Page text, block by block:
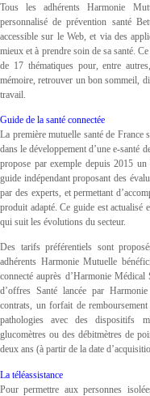
Tous les adhérents Harmonie
personnalisé de prévention santé
accessible sur le Web, et via des
mieux et à prendre soin de sa santé.
de 17 thématiques pour, entre
mémoire, retrouver un bon sommeil,
travail.
Guide de la santé connectée
La première mutuelle santé de France
dans le développement d’une e-santé
propose par exemple depuis 2015
guide indépendant proposant des
par des experts, et permettant
produit adapté. Ce guide est actualisé
qui suit les évolutions du secteur.
Des tarifs préférentiels sont
adhérents Harmonie Mutuelle
connecté auprès d’Harmonie
d’offres Santé lancée par
contrats, un forfait de
pathologies avec des dispositifs
glucomètres ou des débitmètres de
deux ans (à partir de la date
La téléassistance
Pour permettre aux personnes